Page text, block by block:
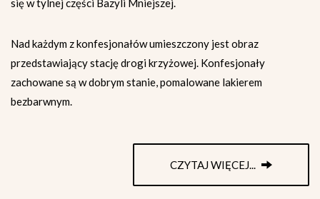
się w tylnej części Bazyli Mniejszej.
Nad każdym z konfesjonałów umieszczony jest obraz
przedstawiający stację drogi krzyżowej. Konfesjonały
zachowane są w dobrym stanie, pomalowane lakierem
bezbarwnym.
CZYTAJ WIĘCEJ...